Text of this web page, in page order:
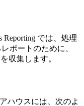
Reporting では、処理
ポートのために、
収集します。
ハウスには、次のよ